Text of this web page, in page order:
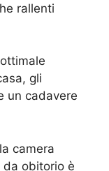
rallenti
gli
un cadavere
camera
da obitorio è